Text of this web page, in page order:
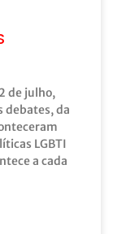
de julho,
debates, da
LGBTI
a cada